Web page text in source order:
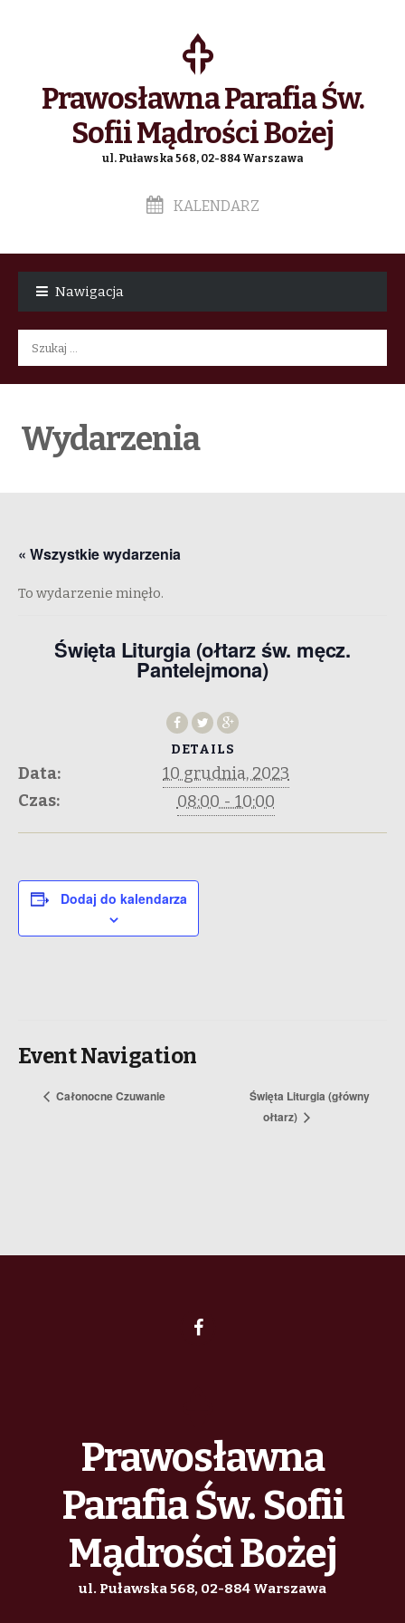
Prawosławna Parafia Św.
Sofii Mądrości Bożej
ul. Puławska 568, 02-884 Warszawa
KALENDARZ
Nawigacja
Szukaj:
Wydarzenia
« Wszystkie wydarzenia
To wydarzenie minęło.
Święta Liturgia (ołtarz św. męcz.
Pantelejmona)
DETAILS
Data:
10 grudnia, 2023
Czas:
08:00 - 10:00
Dodaj do kalendarza
Event Navigation
Całonocne Czuwanie
Święta Liturgia (główny
ołtarz)
Prawosławna
Parafia Św. Sofii
Mądrości Bożej
ul. Puławska 568, 02-884 Warszawa